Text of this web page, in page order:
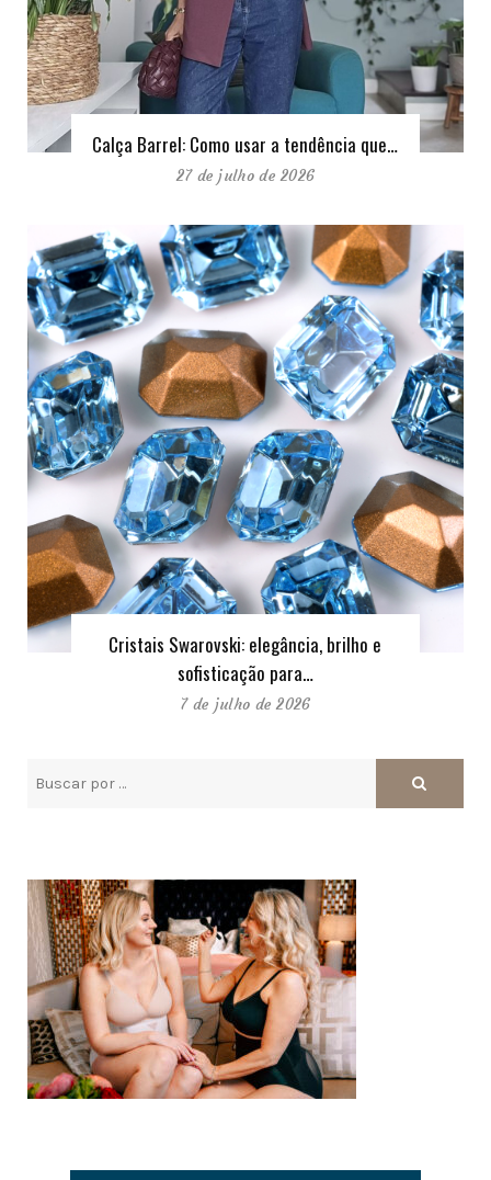
Calça Barrel: Como usar a tendência que…
27 de julho de 2026
Cristais Swarovski: elegância, brilho e
sofisticação para…
7 de julho de 2026